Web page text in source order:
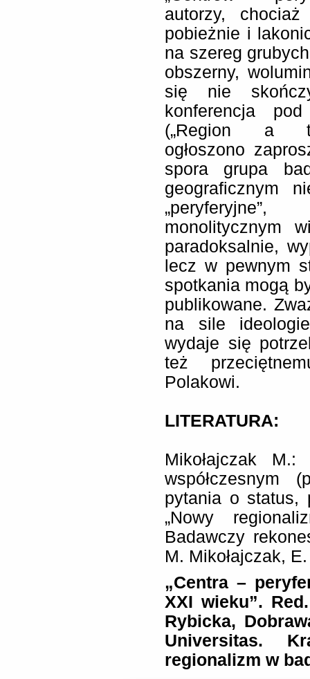
autorzy,
pobieżnie i
na szereg
obszerny,
się nie
konferencja
(„Region a
ogłoszono
spora grupa
geograficznym
„peryferyjne”,
monolitycznym
paradoksalnie,
lecz w pewnym
spotkania mogą
publikowane.
na sile
wydaje się
też
Polakowi.
LITERATURA:
Mikołajczak M.:
współczesnym
pytania o status,
„Nowy
Badawczy
M. Mikołajczak,
„Centra –
XXI wieku”.
Rybicka,
Universitas.
regionalizm w